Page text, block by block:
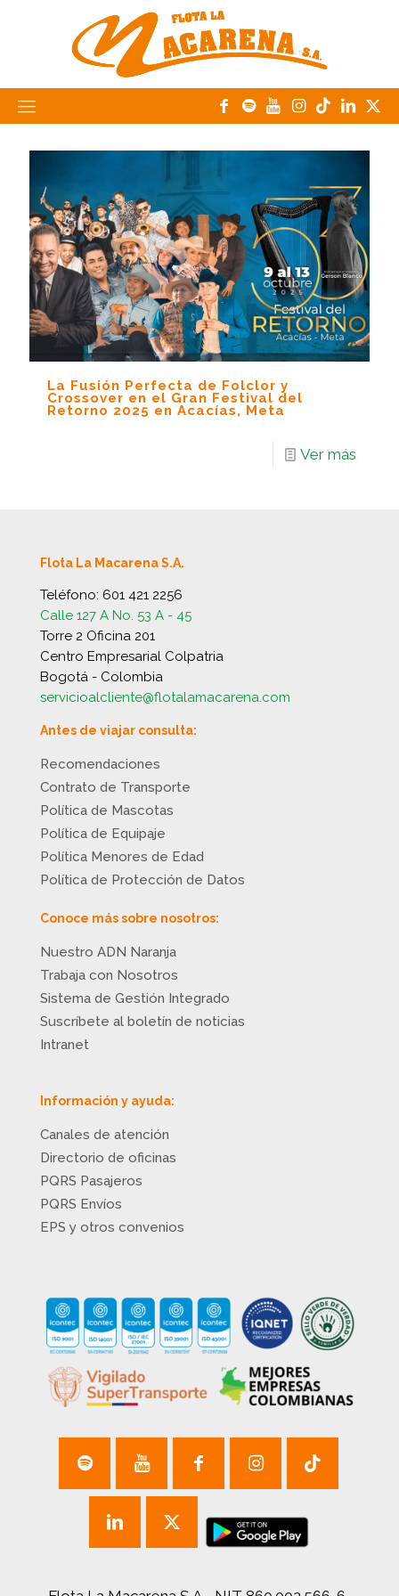
La Fusión Perfecta de Folclor y
Crossover en el Gran Festival del
Retorno 2025 en Acacías, Meta
Ver más
Flota La Macarena S.A.
Teléfono: 601 421 2256
Calle 127 A No. 53 A - 45
Torre 2 Oficina 201
Centro Empresarial Colpatria
Bogotá - Colombia
servicioalcliente@flotalamacarena.com
Antes de viajar consulta:
Recomendaciones
Contrato de Transporte
Política de Mascotas
Política de Equipaje
Política Menores de Edad
Política de Protección de Datos
Conoce más sobre nosotros:
Nuestro ADN Naranja
Trabaja con Nosotros
Sistema de Gestión Integrado
Suscríbete al boletín de noticias
Intranet
Información y ayuda:
Canales de atención
Directorio de oficinas
PQRS Pasajeros
PQRS Envíos
EPS y otros convenios